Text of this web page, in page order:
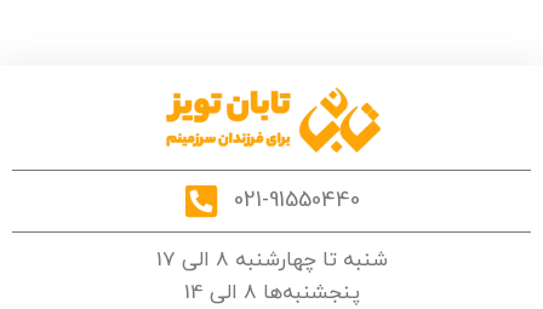
021-91550440
شنبه تا چهارشنبه 8 الی 17
پنجشنبه‌ها 8 الی 14